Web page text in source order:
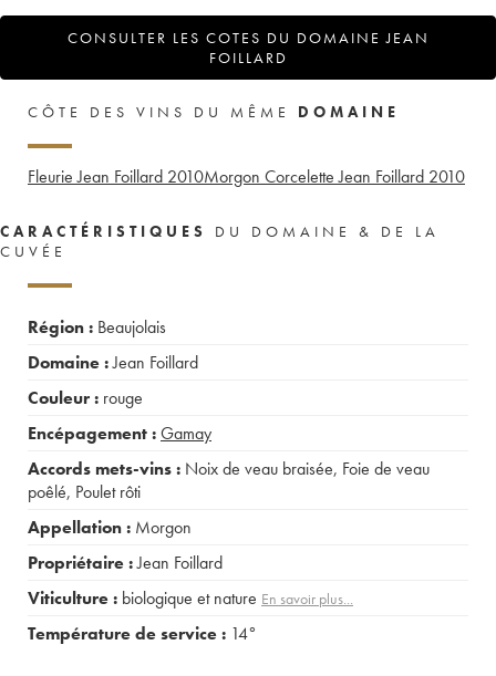
CONSULTER LES COTES DU DOMAINE JEAN
FOILLARD
CÔTE DES VINS DU MÊME DOMAINE
Fleurie Jean Foillard 2010Morgon Corcelette Jean Foillard 2010
CARACTÉRISTIQUES
DU DOMAINE & DE LA
CUVÉE
Région : Beaujolais
Domaine :Jean Foillard
Couleur : rouge
Encépagement :Gamay
Accords mets-vins : Noix de veau braisée, Foie de veau
poêlé, Poulet rôti
Appellation : Morgon
Propriétaire :Jean Foillard
Viticulture : biologique et nature En savoir plus...
Température de service : 14°